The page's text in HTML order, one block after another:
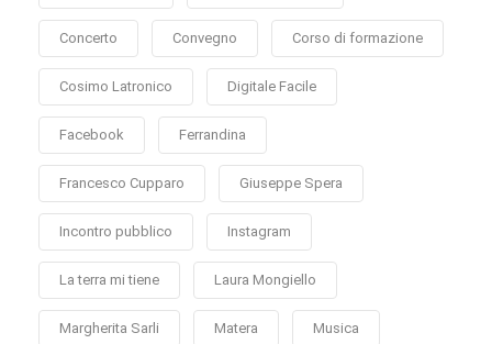
Concerto Convegno Corso di formazione
Cosimo Latronico Digitale Facile
Facebook Ferrandina
Francesco Cupparo Giuseppe Spera
Incontro pubblico Instagram
La terra mi tiene Laura Mongiello
Margherita Sarli Matera Musica